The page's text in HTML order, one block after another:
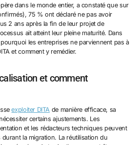
dans le monde entier, a constaté que sur
75 % ont déclaré ne pas avoir
2 ans après la fin de leur projet de
ait atteint leur pleine maturité. Dans
les entreprises ne parviennent pas à
et comment y remédier.
et comment
exploiter DITA de manière efficace, sa
certains ajustements. Les
et les rédacteurs techniques peuvent
la migration. La réutilisation du